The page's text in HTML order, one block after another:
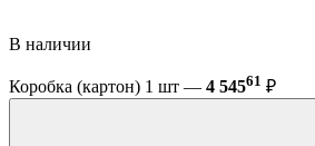
В наличии
Коробка (картон) 1 шт — 4 54561 ₽